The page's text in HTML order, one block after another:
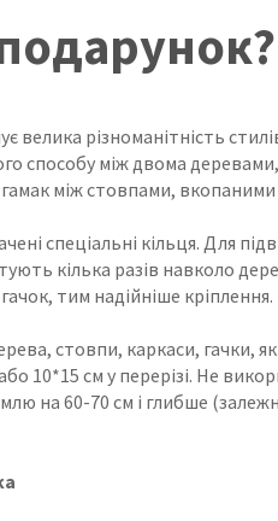
велика різноманітність
способу між двома
між стовпами, вкопаними
спеціальні кільця. Для
кілька разів навколо
тим надійніше кріплення.
стовпи, каркаси, гачки,
або 10*15 см у перерізі. Не
на 60-70 см і глибше